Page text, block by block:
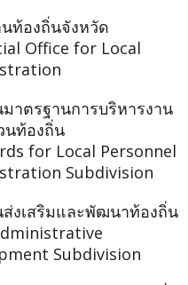
ท้องถิ่นจังหวัด
Office for Local
าตรฐานการบริหารงาน
นท้องถิ่น
for Local Personnel
Subdivision
งเสริมและพัฒนาท้องถิ่น
Subdivision